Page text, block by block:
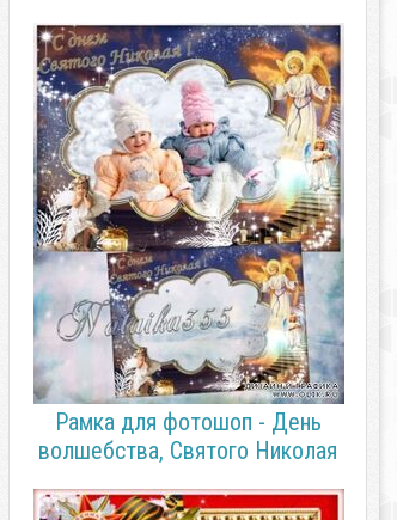
Рамка для фотошоп - День
волшебства, Святого Николая